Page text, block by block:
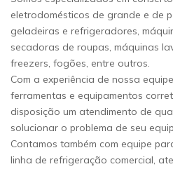
eletrodomésticos de grande e de
geladeiras e refrigeradores,
secadoras de roupas, máquinas
freezers, fogões, entre outros.
Com a experiência de nossa
ferramentas e equipamentos
disposição um atendimento de
solucionar o problema de seu
Contamos também com equipe
linha de refrigeração comercial,